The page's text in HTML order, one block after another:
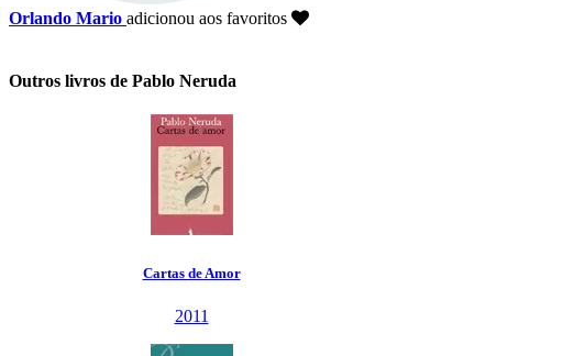
Orlando Mario adicionou aos favoritos
Outros livros de Pablo Neruda